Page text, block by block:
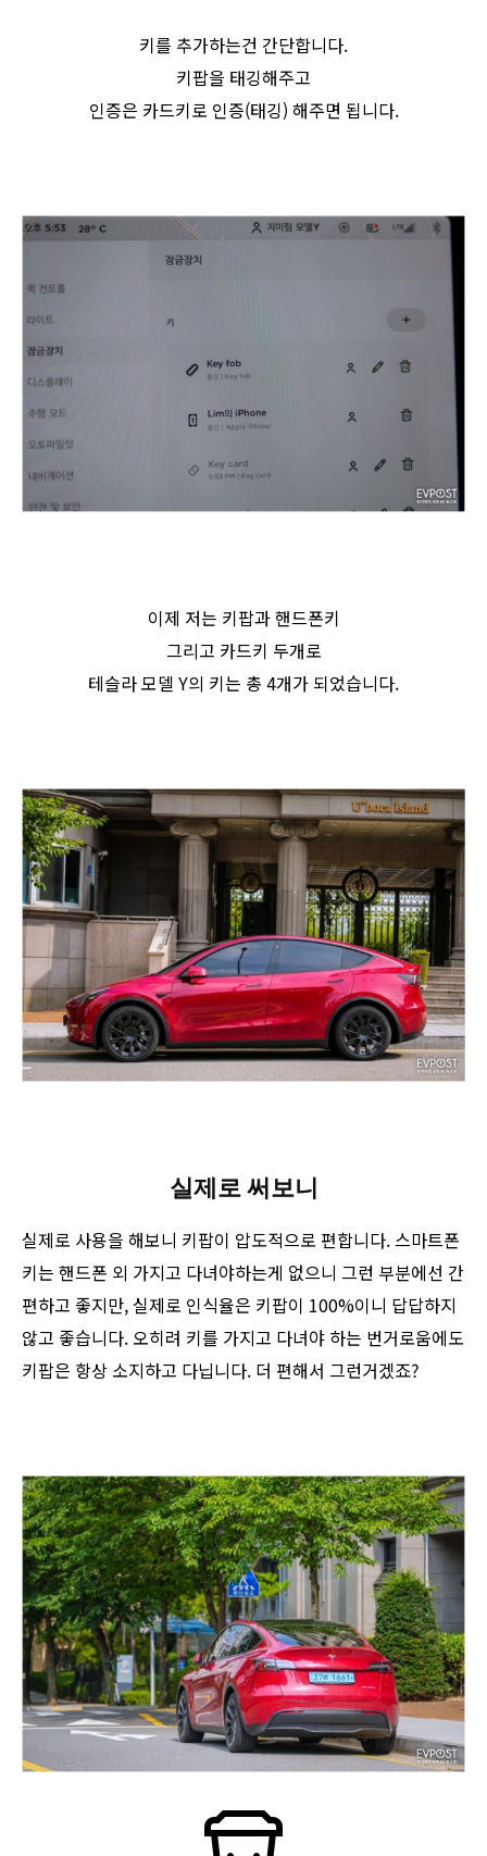
키를 추가하는건 간단합니다.
키팝을 태깅해주고
인증은 카드키로 인증(태깅) 해주면 됩니다.
이제 저는 키팝과 핸드폰키
그리고 카드키 두개로
테슬라 모델 Y의 키는 총 4개가 되었습니다.
실제로 써보니
실제로 사용을 해보니 키팝이 압도적으로 편합니다. 스마트폰
키는 핸드폰 외 가지고 다녀야하는게 없으니 그런 부분에선 간
편하고 좋지만, 실제로 인식율은 키팝이 100%이니 답답하지
않고 좋습니다. 오히려 키를 가지고 다녀야 하는 번거로움에도
키팝은 항상 소지하고 다닙니다. 더 편해서 그런거겠죠?